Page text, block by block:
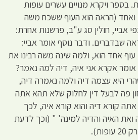
בספר ויקרא מנויים עשרים עופות
(הראה הוא העוף ששכח משה
אביי, חולין סג ע"ב, פרשנות אחרת:
שבדברים. ודבר נוסף אומר אביי:
אחד הוא, ולמה שינה משה רבינו את
אקרא אני איה, דיה למה נאמר?
היא עצמה דיה ולמה נאמרה דיה,
פה לבעל דין לחלוק שלא תהא אתה
אתה קורא דיה והוא קורא איה, לכך
האיה והדיה למינה' " (וכך לדעת